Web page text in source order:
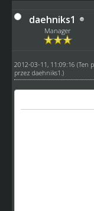
daehniks1
Manager
2012-03-11, 11:09:16 (Ten
przez daehniks1 .)